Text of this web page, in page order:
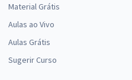
Material Grátis
Aulas ao Vivo
Aulas Grátis
Sugerir Curso